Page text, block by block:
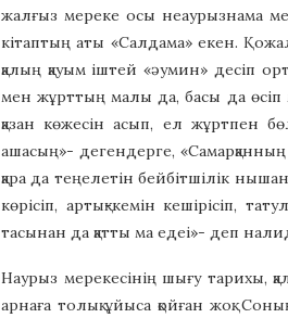
жалғыз мереке осы неаурызнама
кітаптың аты «Салдама» екен.
қалың қауым іштей «әумин» десіп
мен жұрттың малы да, басы да өсіп
қазан көжесін асып, ел жұртпен
ашасың»- дегендерге,
қара да теңелетін бейбітшілік
көрісіп, артық-кемін кешірісіп,
тасынан да қатты ма едеі»- деп
Наурыз мерекесінің шығу тарихы,
арнаға толық ұйыса қойған жоқ.